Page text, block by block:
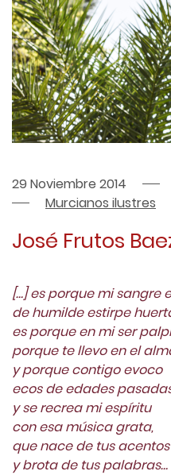
29 Noviembre 2014
Murcianos ilustres
José Frutos
[…] es porque mi sangre
de humilde estirpe
es porque en mi ser
porque te llevo en el
y porque contigo evoco
ecos de edades
y se recrea mi espíritu
con esa música grata,
que nace de tus acentos
y brota de tus palabras…